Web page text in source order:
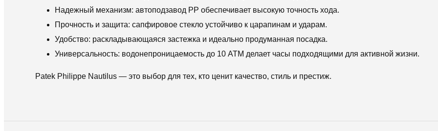
Надежный механизм: автоподзавод PP обеспечивает высокую точность хода.
Прочность и защита: сапфировое стекло устойчиво к царапинам и ударам.
Удобство: раскладывающаяся застежка и идеально продуманная посадка.
Универсальность: водонепроницаемость до 10 АТМ делает часы подходящими для активной жизни.
Patek Philippe Nautilus — это выбор для тех, кто ценит качество, стиль и престиж.